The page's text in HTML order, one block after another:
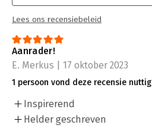
Lees ons recensiebeleid
Aanrader!
E. Merkus | 17 oktober 2023
1 persoon vond deze recensie nuttig
Inspirerend
Helder geschreven